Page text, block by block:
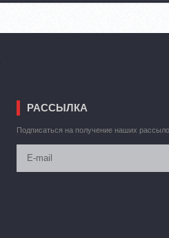
РАССЫЛКА
Подписаться на получение наших